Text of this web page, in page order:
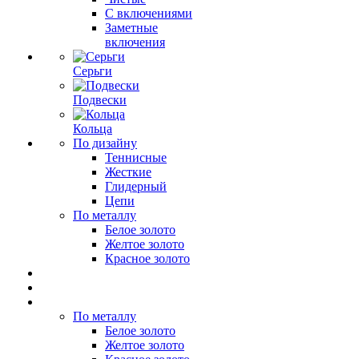
С включениями
Заметные
включения
Серьги
Подвески
Кольца
По дизайну
Теннисные
Жесткие
Глидерный
Цепи
По металлу
Белое золото
Желтое золото
Красное золото
По металлу
Белое золото
Желтое золото